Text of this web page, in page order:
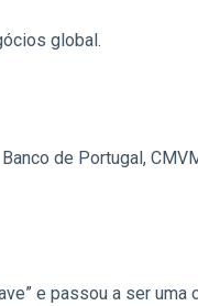
global.
de Portugal,
e passou a ser